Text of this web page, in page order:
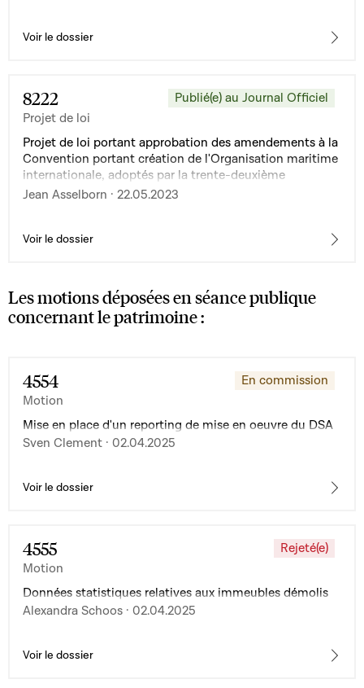
Voir le dossier
8222
Projet de loi
Publié(e) au Journal Officiel
Projet de loi portant approbation des amendements à la
Convention portant création de l'Organisation maritime
internationale, adoptés par la trente-deuxième
Assemblée des parties, le 8 décembre 2021
Jean Asselborn · 22.05.2023
Voir le dossier
Les motions déposées en séance publique
concernant le patrimoine :
4554
Motion
En commission
Mise en place d'un reporting de mise en oeuvre du DSA
Sven Clement · 02.04.2025
Voir le dossier
4555
Motion
Rejeté(e)
Données statistiques relatives aux immeubles démolis
Alexandra Schoos · 02.04.2025
Voir le dossier